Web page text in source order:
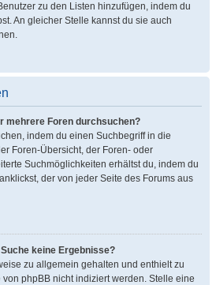
zu den Listen hinzufügen, indem du
An gleicher Stelle kannst du sie auch
mehrere Foren durchsuchen?
indem du einen Suchbegriff in die
Foren-Übersicht, der Foren- oder
Suchmöglichkeiten erhältst du, indem du
der von jeder Seite des Forums aus
keine Ergebnisse?
zu allgemein gehalten und enthielt zu
phpBB nicht indiziert werden. Stelle eine